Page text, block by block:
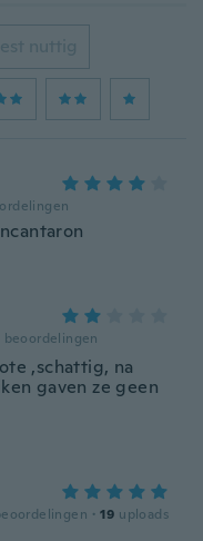
nuttig
beoordelingen
,schattig, na
gaven ze geen
· 19 uploads